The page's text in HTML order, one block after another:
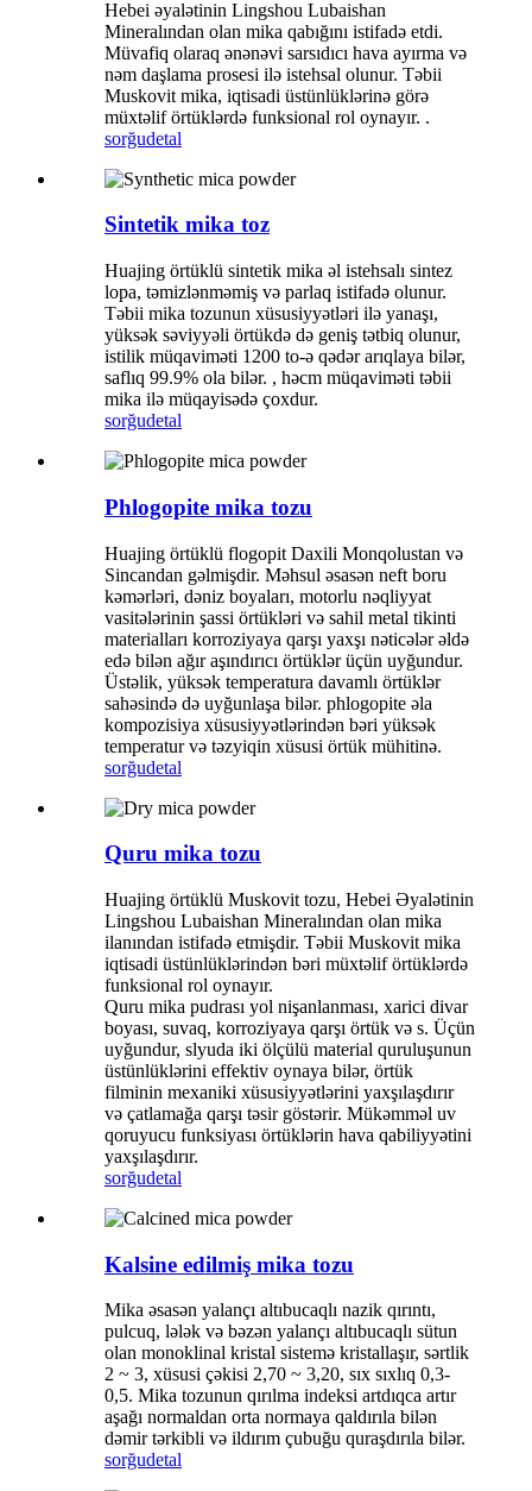
Hebei əyalətinin Lingshou Lubaishan
Mineralından olan mika qabığını istifadə etdi.
Müvafiq olaraq ənənəvi sarsıdıcı hava ayırma və
nəm daşlama prosesi ilə istehsal olunur. Təbii
Muskovit mika, iqtisadi üstünlüklərinə görə
müxtəlif örtüklərdə funksional rol oynayır. .
sorğudetal
Sintetik mika toz
Huajing örtüklü sintetik mika əl istehsalı sintez
lopa, təmizlənməmiş və parlaq istifadə olunur.
Təbii mika tozunun xüsusiyyətləri ilə yanaşı,
yüksək səviyyəli örtükdə də geniş tətbiq olunur,
istilik müqaviməti 1200 to-ə qədər arıqlaya bilər,
saflıq 99.9% ola bilər. , həcm müqaviməti təbii
mika ilə müqayisədə çoxdur.
sorğudetal
Phlogopite mika tozu
Huajing örtüklü flogopit Daxili Monqolustan və
Sincandan gəlmişdir. Məhsul əsasən neft boru
kəmərləri, dəniz boyaları, motorlu nəqliyyat
vasitələrinin şassi örtükləri və sahil metal tikinti
materialları korroziyaya qarşı yaxşı nəticələr əldə
edə bilən ağır aşındırıcı örtüklər üçün uyğundur.
Üstəlik, yüksək temperatura davamlı örtüklər
sahəsində də uyğunlaşa bilər. phlogopite əla
kompozisiya xüsusiyyətlərindən bəri yüksək
temperatur və təzyiqin xüsusi örtük mühitinə.
sorğudetal
Quru mika tozu
Huajing örtüklü Muskovit tozu, Hebei Əyalətinin
Lingshou Lubaishan Mineralından olan mika
ilanından istifadə etmişdir. Təbii Muskovit mika
iqtisadi üstünlüklərindən bəri müxtəlif örtüklərdə
funksional rol oynayır.
Quru mika pudrası yol nişanlanması, xarici divar
boyası, suvaq, korroziyaya qarşı örtük və s. Üçün
uyğundur, slyuda iki ölçülü material quruluşunun
üstünlüklərini effektiv oynaya bilər, örtük
filminin mexaniki xüsusiyyətlərini yaxşılaşdırır
və çatlamağa qarşı təsir göstərir. Mükəmməl uv
qoruyucu funksiyası örtüklərin hava qabiliyyətini
yaxşılaşdırır.
sorğudetal
Kalsine edilmiş mika tozu
Mika əsasən yalançı altıbucaqlı nazik qırıntı,
pulcuq, lələk və bəzən yalançı altıbucaqlı sütun
olan monoklinal kristal sistemə kristallaşır, sərtlik
2 ~ 3, xüsusi çəkisi 2,70 ~ 3,20, sıx sıxlıq 0,3-
0,5. Mika tozunun qırılma indeksi artdıqca artır
aşağı normaldan orta normaya qaldırıla bilən
dəmir tərkibli və ildırım çubuğu quraşdırıla bilər.
sorğudetal